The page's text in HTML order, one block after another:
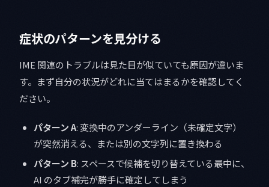
症状のパターンを見分ける
IME 関連のトラブルは見た目が似ていても原因が違いま
す。まず自分の状況がどれに当てはまるかを確認してく
ださい。
パターン A: 変換中のアンダーライン（未確定文字）
が突然消える、または別の文字列に置き換わる
パターン B: スペースで候補を切り替えている最中に、
AI のタブ補完が勝手に確定してしまう